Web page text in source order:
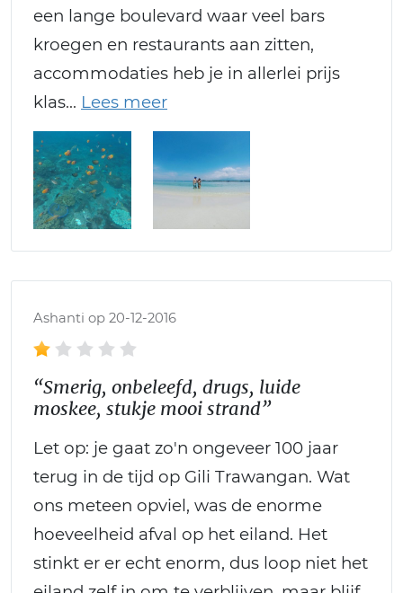
een lange boulevard waar veel bars
kroegen en restaurants aan zitten,
accommodaties heb je in allerlei prijs
klas
Ashanti op 20-12-2016
“Smerig, onbeleefd, drugs, luide
moskee, stukje mooi strand”
Let op: je gaat zo'n ongeveer 100 jaar
terug in de tijd op Gili Trawangan. Wat
ons meteen opviel, was de enorme
hoeveelheid afval op het eiland. Het
stinkt er er echt enorm, dus loop niet het